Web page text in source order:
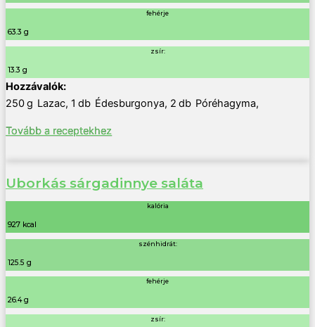
fehérje
63.3 g
zsír:
13.3 g
250g Lazac, 1 db Édesburgonya, 2 db Póréhagyma,
Tovább a receptekhez
Uborkás sárgadinnye saláta
kalória
927 kcal
szénhidrát:
125.5 g
fehérje
26.4 g
zsír: